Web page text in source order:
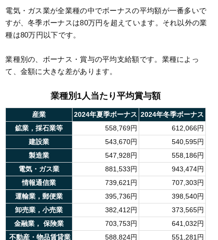
電気・ガス業が全業種の中でボーナスの平均額が一番多いで
すが、冬季ボーナスは80万円を超えています。それ以外の業
種は80万円以下です。
業種別の、ボーナス・賞与の平均支給額です。業種によっ
て、金額に大きな差があります。
業種別1人当たり平均賞与額
産業 2024年夏季ボーナス 2024年冬季ボーナス
鉱業，採石業等
558,769円
612,066円
建設業
543,670円
540,595円
製造業
547,928円
558,186円
電気・ガス業
881,533円
943,474円
情報通信業
739,621円
707,303円
運輸業，郵便業
395,736円
398,540円
卸売業，小売業
382,412円
373,565円
金融業，保険業 703,753円
641,032円
不動産 ・物品賃貸業 588,824円 551,281円